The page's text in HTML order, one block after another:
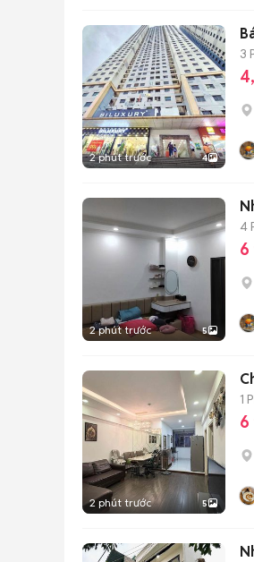
2 phút trước 4
3
2 phút trước 5
4
6
2 phút trước 5
1
6